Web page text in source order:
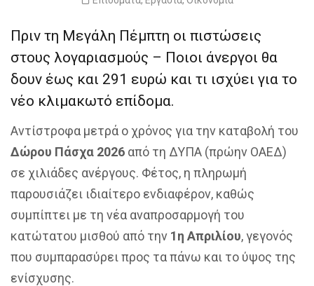
Πριν τη Μεγάλη Πέμπτη οι πιστώσεις
στους λογαριασμούς – Ποιοι άνεργοι θα
δουν έως και 291 ευρώ και τι ισχύει για το
νέο κλιμακωτό επίδομα.
Αντίστροφα μετρά ο χρόνος για την καταβολή του
Δώρου Πάσχα 2026 από τη ΔΥΠΑ (πρώην ΟΑΕΔ)
σε χιλιάδες ανέργους. Φέτος, η πληρωμή
παρουσιάζει ιδιαίτερο ενδιαφέρον, καθώς
συμπίπτει με τη νέα αναπροσαρμογή του
κατώτατου μισθού από την 1η Απριλίου, γεγονός
που συμπαρασύρει προς τα πάνω και το ύψος της
ενίσχυσης.